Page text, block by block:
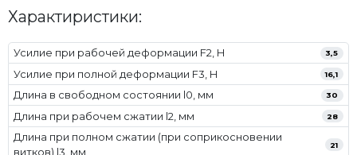
Характиристики:
Усилие при рабочей деформации F2, Н 3,5
Усилие при полной деформации F3, Н 16,1
Длина в свободном состоянии l0, мм 30
Длина при рабочем сжатии l2, мм 28
Длина при полном сжатии (при соприкосновении
витков) l3, мм
21